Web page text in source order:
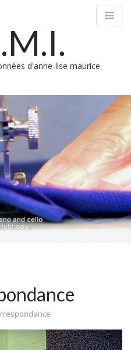
d'anne-lise maurice